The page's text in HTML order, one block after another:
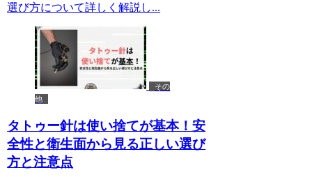
選び方について詳しく解説し...
その
他
タトゥー針は使い捨てが基本！安
全性と衛生面から見る正しい選び
方と注意点